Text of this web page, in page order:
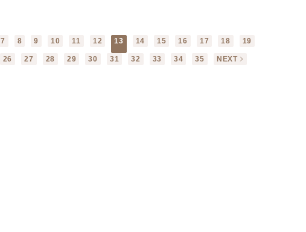
7 8 9 10 11 12 13 14 15 16 17 18 19
26 27 28 29 30 31 32 33 34 35 NEXT